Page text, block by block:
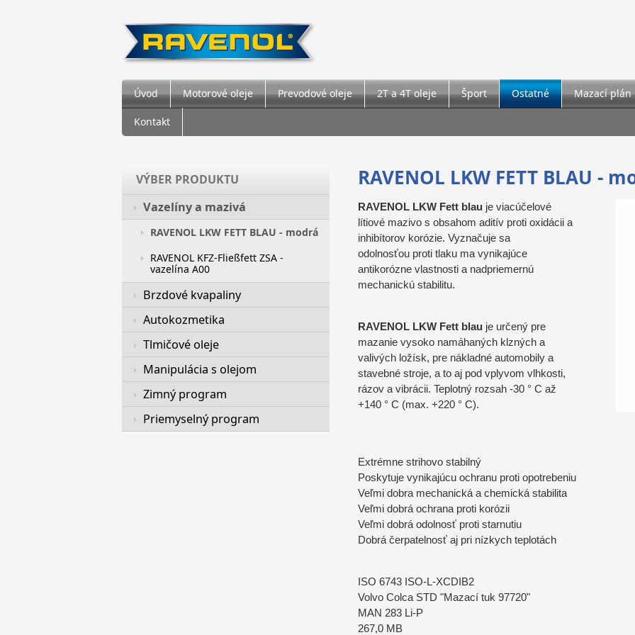
Úvod Motorové oleje Prevodové oleje 2T a 4T oleje Šport Ostatné Mazací plán
Kontakt
VÝBER PRODUKTU
Vazelíny a mazivá
RAVENOL LKW FETT BLAU - modrá
RAVENOL KFZ-Fließfett ZSA -
vazelína A00
Brzdové kvapaliny
Autokozmetika
Tlmičové oleje
Manipulácia s olejom
Zimný program
Priemyselný program
RAVENOL LKW FETT BLAU -
RAVENOL LKW Fett blau je viacúčelové
lítiové mazivo s obsahom aditív proti oxidácii a
inhibítorov korózie. Vyznačuje sa
odolnosťou proti tlaku ma vynikajúce
antikorózne vlastnosti a nadpriemernú
mechanickú stabilitu.
RAVENOL LKW Fett blau je určený pre
mazanie vysoko namáhaných klzných a
valivých ložísk, pre nákladné automobily a
stavebné stroje, a to aj pod vplyvom vlhkosti,
rázov a vibrácii. Teplotný rozsah -30 ° C až
+140 ° C (max. +220 ° C).
Extrémne strihovo stabilný
Poskytuje vynikajúcu ochranu proti opotrebeniu
Veľmi dobra mechanická a chemická stabilita
Veľmi dobrá ochrana proti korózii
Veľmi dobrá odolnosť proti starnutiu
Dobrá čerpatelnosť aj pri nízkych teplotách
ISO 6743 ISO-L-XCDIB2
Volvo Colca STD "Mazací tuk 97720"
MAN 283 Li-P
267,0 MB